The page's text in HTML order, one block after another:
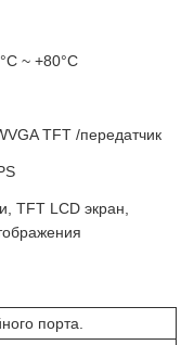
~ +80°C
TFT /передатчик
TFT LCD экран,
порта.